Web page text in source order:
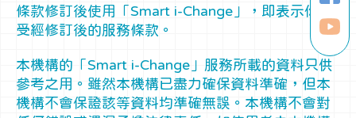
條款修訂後使用「Smart i-Change」，即表示你接
受經修訂後的服務條款。
本機構的「Smart i-Change」服務所載的資料只供
參考之用。雖然本機構已盡力確保資料準確，但本
機構不會保證該等資料均準確無誤。本機構不會對